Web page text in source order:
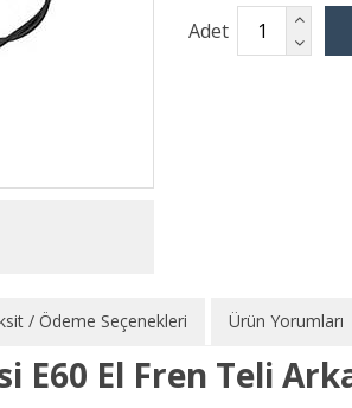
Adet
/ Ödeme Seçenekleri Ürün Yorumları
E60 El Fren Teli